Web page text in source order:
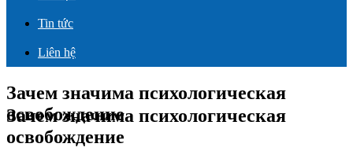
Tin tức
Liên hệ
Зачем значима психологическая
освобождение
Зачем значима психологическая
освобождение